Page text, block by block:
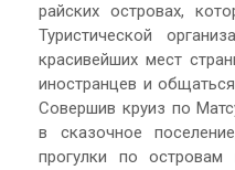
райских островах,
Туристической
красивейших мест
иностранцев и
Совершив круиз по
в сказочное
прогулки по